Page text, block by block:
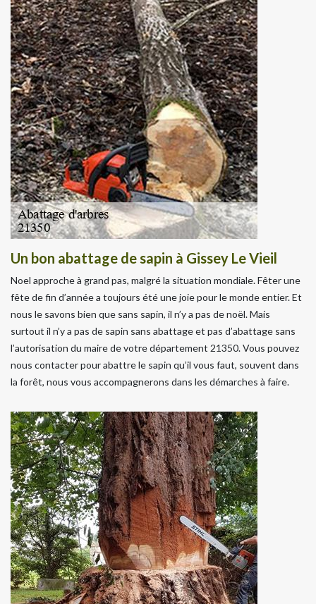
Un bon abattage de sapin à Gissey Le Vieil
Noel approche à grand pas, malgré la situation mondiale. Fêter une
fête de fin d’année a toujours été une joie pour le monde entier. Et
nous le savons bien que sans sapin, il n’y a pas de noël. Mais
surtout il n’y a pas de sapin sans abattage et pas d’abattage sans
l’autorisation du maire de votre département 21350. Vous pouvez
nous contacter pour abattre le sapin qu’il vous faut, souvent dans
la forêt, nous vous accompagnerons dans les démarches à faire.